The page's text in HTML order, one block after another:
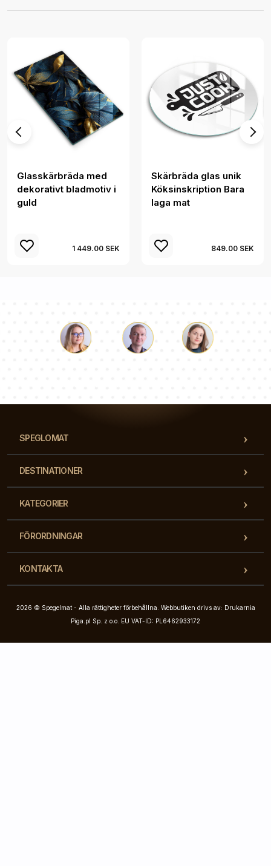
Glasskärbräda med
dekorativt bladmotiv i
guld
1 449.00 SEK
Skärbräda glas unik
Köksinskription Bara
laga mat
849.00 SEK
SPEGLOMAT
DESTINATIONER
KATEGORIER
FÖRORDNINGAR
KONTAKTA
2026 © Spegelmat - Alla rättigheter förbehållna. Webbutiken drivs av: Drukarnia
Piga.pl Sp. z o.o. EU VAT-ID: PL6462933172